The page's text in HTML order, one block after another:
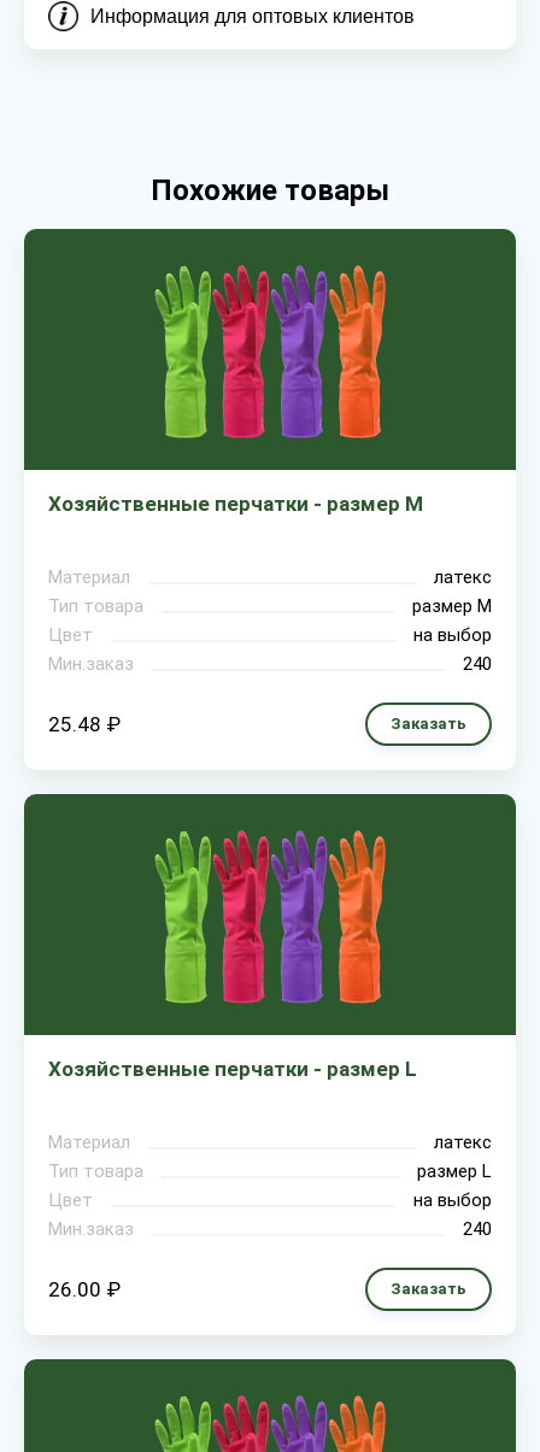
Информация для оптовых клиентов
Похожие товары
Хозяйственные перчатки - размер M
Материал
латекс
Тип товара
размер М
Цвет
на выбор
Мин.заказ
240
25.48 ₽ Заказать
Хозяйственные перчатки - размер L
Материал
латекс
Тип товара
размер L
Цвет
на выбор
Мин.заказ
240
26.00 ₽ Заказать